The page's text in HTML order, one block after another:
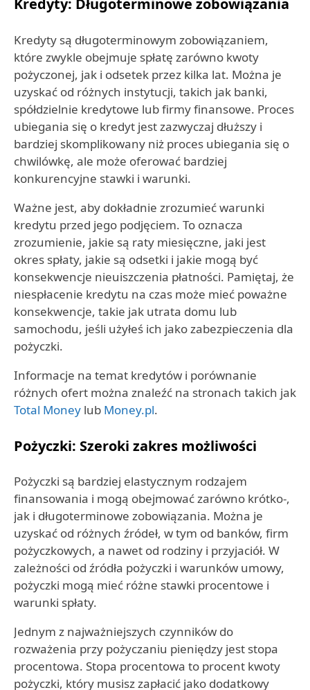
Kredyty: Długoterminowe zobowiązania
Kredyty są długoterminowym zobowiązaniem,
które zwykle obejmuje spłatę zarówno kwoty
pożyczonej, jak i odsetek przez kilka lat. Można je
uzyskać od różnych instytucji, takich jak banki,
spółdzielnie kredytowe lub firmy finansowe. Proces
ubiegania się o kredyt jest zazwyczaj dłuższy i
bardziej skomplikowany niż proces ubiegania się o
chwilówkę, ale może oferować bardziej
konkurencyjne stawki i warunki.
Ważne jest, aby dokładnie zrozumieć warunki
kredytu przed jego podjęciem. To oznacza
zrozumienie, jakie są raty miesięczne, jaki jest
okres spłaty, jakie są odsetki i jakie mogą być
konsekwencje nieuiszczenia płatności. Pamiętaj, że
niespłacenie kredytu na czas może mieć poważne
konsekwencje, takie jak utrata domu lub
samochodu, jeśli użyłeś ich jako zabezpieczenia dla
pożyczki.
Informacje na temat kredytów i porównanie
różnych ofert można znaleźć na stronach takich jak
Total Money lub Money.pl.
Pożyczki: Szeroki zakres możliwości
Pożyczki są bardziej elastycznym rodzajem
finansowania i mogą obejmować zarówno krótko-,
jak i długoterminowe zobowiązania. Można je
uzyskać od różnych źródeł, w tym od banków, firm
pożyczkowych, a nawet od rodziny i przyjaciół. W
zależności od źródła pożyczki i warunków umowy,
pożyczki mogą mieć różne stawki procentowe i
warunki spłaty.
Jednym z najważniejszych czynników do
rozważenia przy pożyczaniu pieniędzy jest stopa
procentowa. Stopa procentowa to procent kwoty
pożyczki, który musisz zapłacić jako dodatkowy